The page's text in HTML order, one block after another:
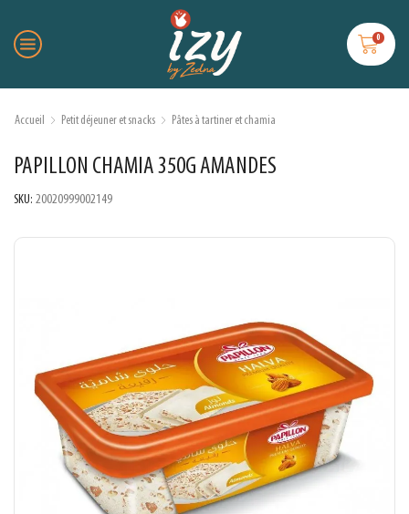
0
Accueil Petit déjeuner et snacks Pâtes à tartiner et chamia
PAPILLON CHAMIA 350G AMANDES
SKU: 20020999002149